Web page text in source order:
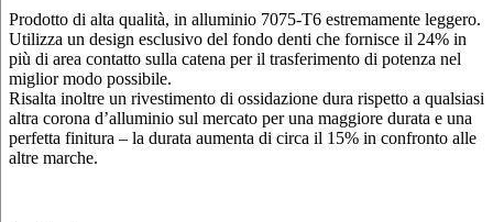
Prodotto di alta qualità, in alluminio 7075-T6 estremamente leggero.
Utilizza un design esclusivo del fondo denti che fornisce il 24% in
più di area contatto sulla catena per il trasferimento di potenza nel
miglior modo possibile.
Risalta inoltre un rivestimento di ossidazione dura rispetto a qualsiasi
altra corona d’alluminio sul mercato per una maggiore durata e una
perfetta finitura – la durata aumenta di circa il 15% in confronto alle
altre marche.